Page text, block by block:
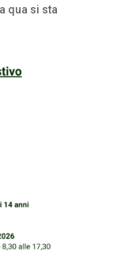
qua si sta